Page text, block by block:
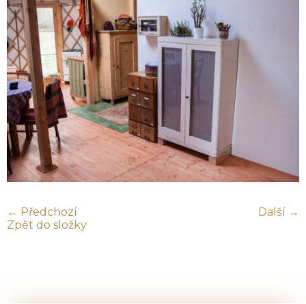
← Předchozí
Další →
Zpět do složky